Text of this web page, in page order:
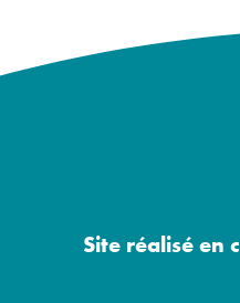
Site réalisé en